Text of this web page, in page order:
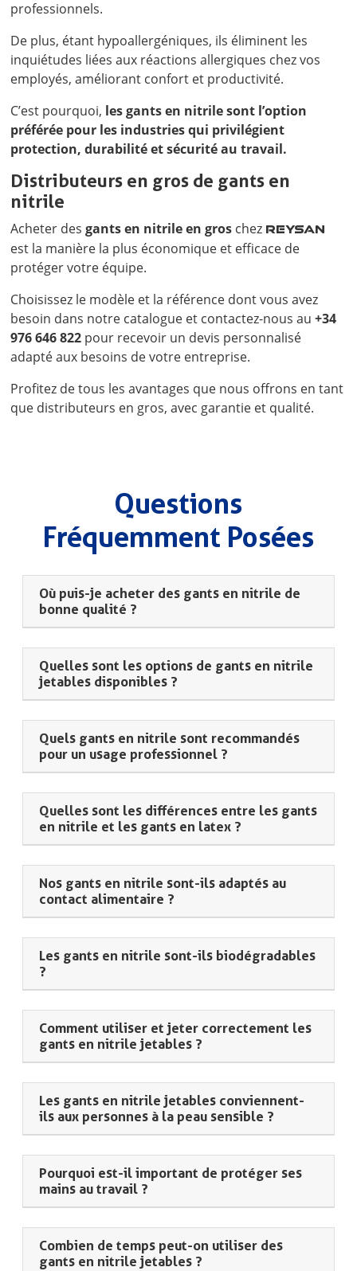
professionnels.
De plus, étant hypoallergéniques, ils éliminent les
inquiétudes liées aux réactions allergiques chez vos
employés, améliorant confort et productivité.
C’est pourquoi, les gants en nitrile sont l’option
préférée pour les industries qui privilégient
protection, durabilité et sécurité au travail.
Distributeurs en gros de gants en
nitrile
Acheter desgants en nitrile en gros chez REYSAN
est la manière la plus économique et efficace de
protéger votre équipe.
Choisissez le modèle et la référence dont vous avez
besoin dans notre catalogue et contactez-nous au+34
976 646 822 pour recevoir un devis personnalisé
adapté aux besoins de votre entreprise.
Profitez de tous les avantages que nous offrons en tant
que distributeurs en gros, avec garantie et qualité.
Questions
Fréquemment Posées
Où puis-je acheter des gants en nitrile de
bonne qualité ?
Quelles sont les options de gants en nitrile
jetables disponibles ?
Quels gants en nitrile sont recommandés
pour un usage professionnel ?
Quelles sont les différences entre les gants
en nitrile et les gants en latex ?
Nos gants en nitrile sont-ils adaptés au
contact alimentaire ?
Les gants en nitrile sont-ils biodégradables
?
Comment utiliser et jeter correctement les
gants en nitrile jetables ?
Les gants en nitrile jetables conviennent-
ils aux personnes à la peau sensible ?
Pourquoi est-il important de protéger ses
mains au travail ?
Combien de temps peut-on utiliser des
gants en nitrile jetables ?